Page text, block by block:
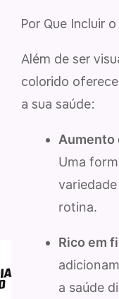
Por Que Incluir
Além de ser
colorido
a sua saúde:
Aumento
Uma
rotina.
Rico em
a saúde